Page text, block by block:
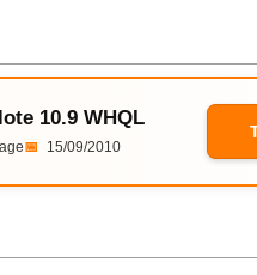
10.9 WHQL
📅 15/09/2010